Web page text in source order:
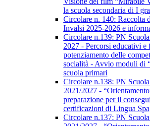
la scuola secondaria di I
Circolare n. 140: Raccolta
Invalsi 2025-2026 e
Circolare n.139: PN
2027 - Percorsi educativi
potenziamento delle
socialità - Avvio moduli di
scuola primari
Circolare n.138: PN
2021/2027 -
preparazione per il
certificazioni di Lingua
Circolare n.137: PN